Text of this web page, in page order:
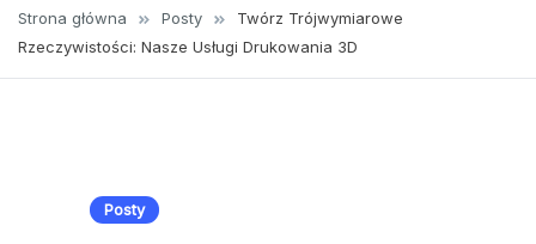
Strona główna Posty
Twórz Trójwymiarowe
Rzeczywistości: Nasze Usługi Drukowania 3D
Posty